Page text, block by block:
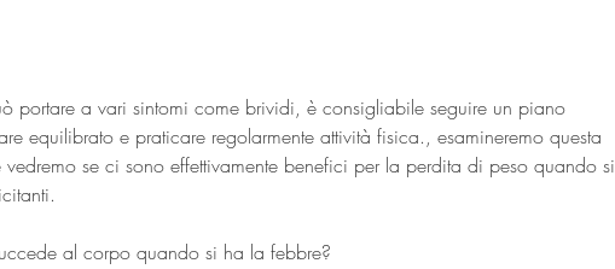
equilibrato e praticare regolarmente attività fisica., esamineremo questa
vedremo se ci sono effettivamente benefici per la perdita di peso quando si
al corpo quando si ha la febbre?